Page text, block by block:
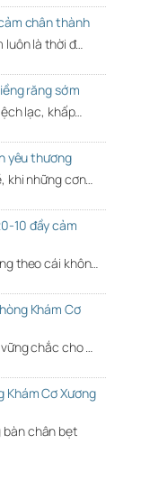
chân thành
luôn là thời đ…
răng sớm
lạc, khấp…
yêu thương
khi những cơn…
10 đầy cảm
theo cái khôn…
Khám Cơ
chắc cho …
Khám Cơ Xương
bàn chân bẹt